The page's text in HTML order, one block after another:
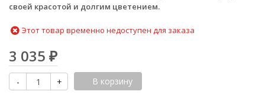
своей красотой и долгим цветением.
Этот товар временно недоступен для заказа
3 035 ₽
- + В корзину